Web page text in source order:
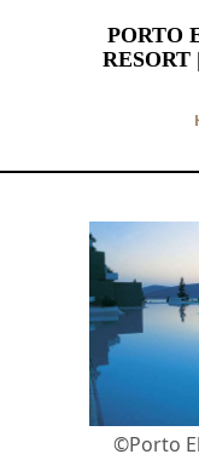
PORTO
RESORT
©Porto